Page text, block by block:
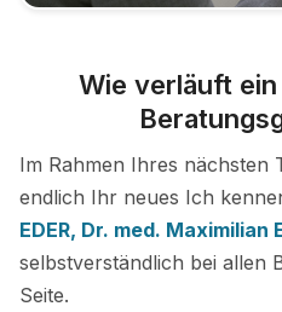
Wie verläuft
Im Rahmen Ihres nächsten
endlich Ihr neues Ich
EDER, Dr. med. Maximilian
selbstverständlich bei allen
Seite.